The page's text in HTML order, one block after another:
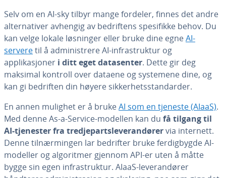
Selv om en AI-sky tilbyr mange fordeler, finnes det andre
alternativer avhengig av bedriftens spesifikke behov. Du
kan velge lokale løsninger eller bruke dine egneAI-
serveretil å administrere AI-infrastruktur og
applikasjoner i ditt eget datasenter. Dette gir deg
maksimal kontroll over dataene og systemene dine, og
kan gi bedriften din høyere sikkerhetsstandarder.
En annen mulighet er å brukeAI som en tjeneste (AIaaS).
Med denne As-a-Service-modellen kan du få tilgang til
AI-tjenester fra tredjepartsleverandørervia internett.
Denne tilnærmingen lar bedrifter bruke ferdigbygde AI-
modeller og algoritmer gjennom API-er uten å måtte
bygge sin egen infrastruktur. AIaaS-leverandører